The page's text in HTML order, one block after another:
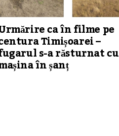
ca în filme pe
Timișoarei –
s-a răsturnat cu
în șanț